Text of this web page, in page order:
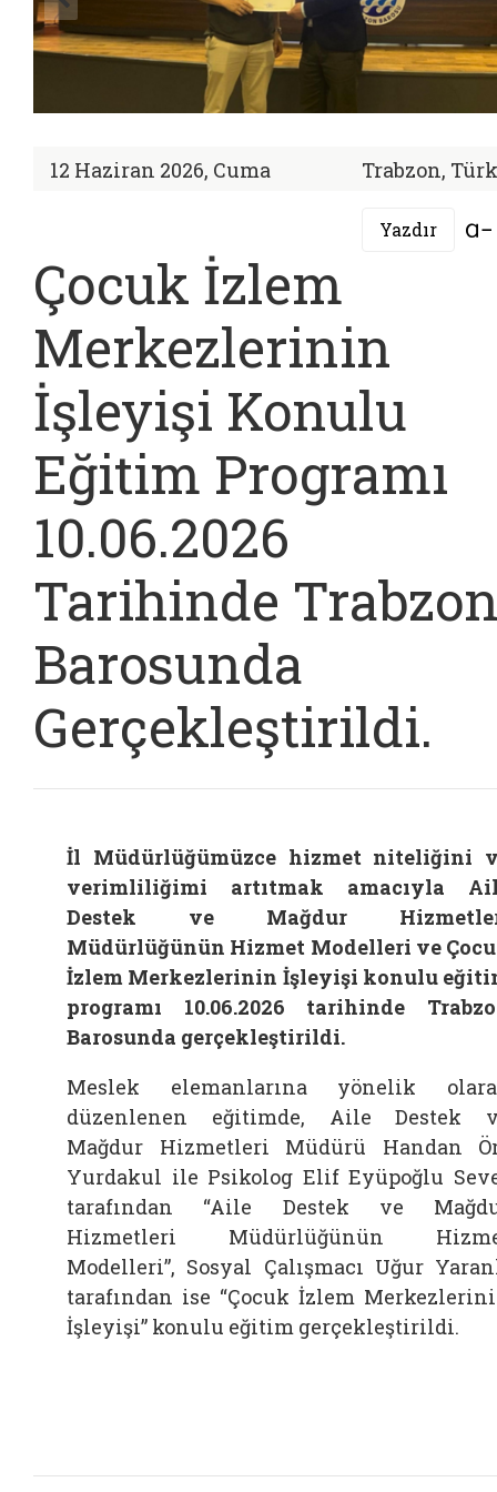
12 Haziran 2026, Cuma Trabzon,
Yazdır
Çocuk İzlem
Merkezlerinin
İşleyişi Konulu
Eğitim Programı
10.06.2026
Tarihinde
Barosunda
Gerçekleştirildi.
İl Müdürlüğümüzce hizmet niteliğini
verimliliğimi artıtmak amacıyla
Destek ve Mağdur
Müdürlüğünün Hizmet Modelleri ve
İzlem Merkezlerinin İşleyişi konulu
programı 10.06.2026 tarihinde
Barosunda gerçekleştirildi.
Meslek elemanlarına yönelik
düzenlenen eğitimde, Aile Destek
Mağdur Hizmetleri Müdürü Handan
Yurdakul ile Psikolog Elif Eyüpoğlu
tarafından “Aile Destek ve
Hizmetleri Müdürlüğünün
Modelleri”, Sosyal Çalışmacı Uğur
tarafından ise “Çocuk İzlem
İşleyişi” konulu eğitim gerçekleştirildi.